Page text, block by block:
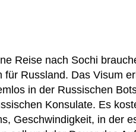
Reise nach Sochi
für Russland. Das Visum
in der Russischen
Konsulate. Es
Geschwindigkeit, in der